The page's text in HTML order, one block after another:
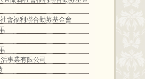
會福利聯合勸募基金會
事業有限公司